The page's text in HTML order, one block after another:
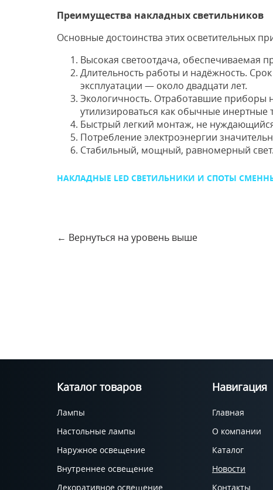
Преимущества накладных светильников
Основные достоинства этих осветительных
Высокая светоотдача, обеспечиваемая
Длительность работы и надёжность.
эксплуатации — около двадцати лет.
Экологичность. Отработавшие приборы
утилизироваться как обычные инертные
Быстрый легкий монтаж, не
Потребление электроэнергии
Стабильный, мощный, равномерный свет.
НАКЛАДНЫЕ LED СВЕТИЛЬНИКИ И СПОТЫ
← Вернуться на уровень выше
Каталог товаров
Лампы
Настольные лампы
Наружное освещение
Внутреннее освещение
Декоративное освещение
Навигация
Главная
О компании
Каталог
Новости
Контакты